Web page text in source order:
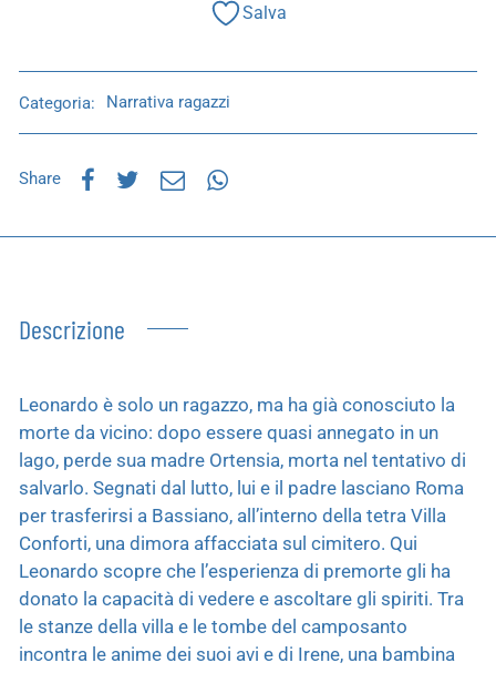
Salva
Categoria: Narrativa ragazzi
Share
Descrizione
Leonardo è solo un ragazzo, ma ha già conosciuto la
morte da vicino: dopo essere quasi annegato in un
lago, perde sua madre Ortensia, morta nel tentativo di
salvarlo. Segnati dal lutto, lui e il padre lasciano Roma
per trasferirsi a Bassiano, all’interno della tetra Villa
Conforti, una dimora affacciata sul cimitero. Qui
Leonardo scopre che l’esperienza di premorte gli ha
donato la capacità di vedere e ascoltare gli spiriti. Tra
le stanze della villa e le tombe del camposanto
incontra le anime dei suoi avi e di Irene, una bambina